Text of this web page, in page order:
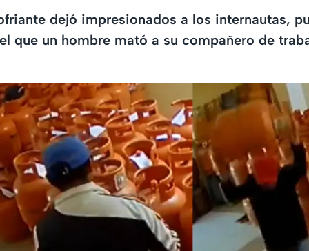
dejó impresionados a los internautas,
que un hombre mató a su compañero de